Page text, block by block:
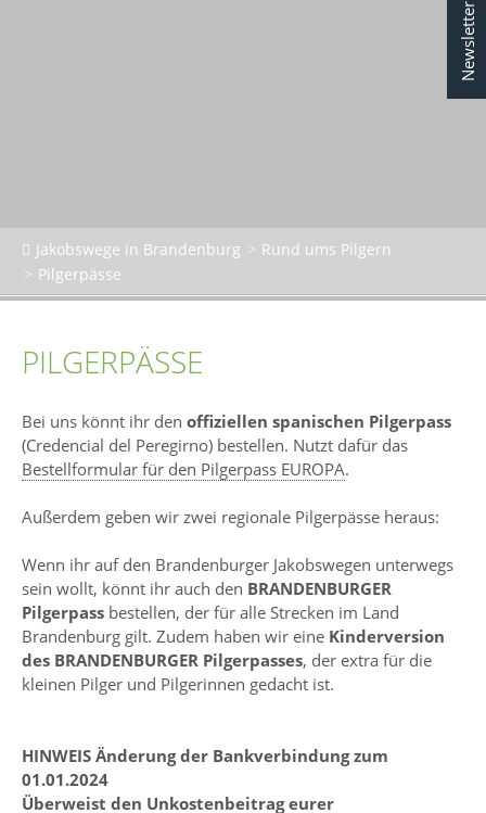
Jakobswege in Brandenburg
Rund ums Pilgern
Pilgerpässe
PILGERPÄSSE
Bei uns könnt ihr den offiziellen spanischen Pilgerpass
(Credencial del Peregirno) bestellen. Nutzt dafür das
Bestellformular für den Pilgerpass EUROPA.
Außerdem geben wir zwei regionale Pilgerpässe heraus:
Wenn ihr auf den Brandenburger Jakobswegen unterwegs
sein wollt, könnt ihr auch den BRANDENBURGER
Pilgerpass bestellen, der für alle Strecken im Land
Brandenburg gilt. Zudem haben wir eine Kinderversion
des BRANDENBURGER Pilgerpasses, der extra für die
kleinen Pilger und Pilgerinnen gedacht ist.
HINWEIS Änderung der Bankverbindung zum
01.01.2024
Überweist den Unkostenbeitrag eurer
Newsletter